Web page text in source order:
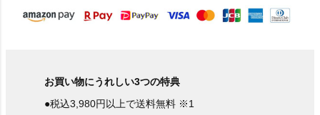
お買い物にうれしい3つの特典
●税込3,980円以上で送料無料 ※1